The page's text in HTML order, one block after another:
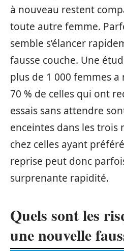
à nouveau restent
toute autre femme.
semble s’élancer
fausse couche. Une
plus de 1 000 femmes
70 % de celles qui ont
essais sans attendre
enceintes dans les trois
chez celles ayant
reprise peut donc
surprenante rapidité.
Quels sont les
une nouvelle